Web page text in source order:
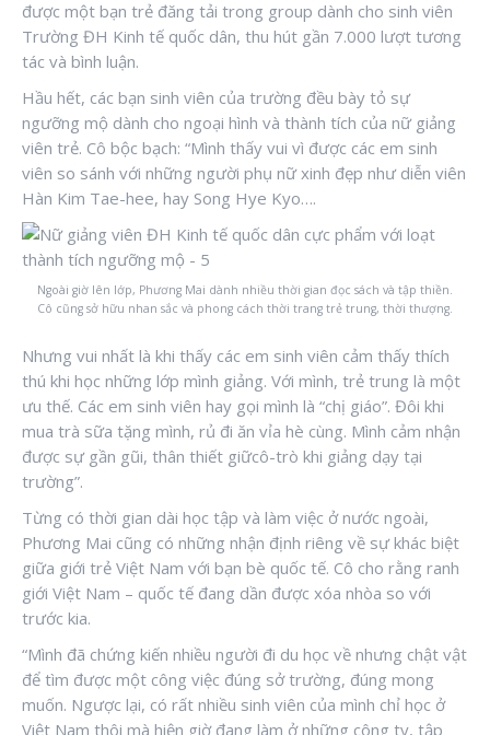
được một bạn trẻ đăng tải trong group dành cho sinh viên
Trường ĐH Kinh tế quốc dân, thu hút gần 7.000 lượt tương
tác và bình luận.
Hầu hết, các bạn sinh viên của trường đều bày tỏ sự
ngưỡng mộ dành cho ngoại hình và thành tích của nữ giảng
viên trẻ. Cô bộc bạch: “Mình thấy vui vì được các em sinh
viên so sánh với những người phụ nữ xinh đẹp như diễn viên
Hàn Kim Tae-hee, hay Song Hye Kyo….
Ngoài giờ lên lớp, Phương Mai dành nhiều thời gian đọc sách và tập thiền.
Cô cũng sở hữu nhan sắc và phong cách thời trang trẻ trung, thời thượng.
Nhưng vui nhất là khi thấy các em sinh viên cảm thấy thích
thú khi học những lớp mình giảng. Với mình, trẻ trung là một
ưu thế. Các em sinh viên hay gọi mình là “chị giáo”. Đôi khi
mua trà sữa tặng mình, rủ đi ăn vỉa hè cùng. Mình cảm nhận
được sự gần gũi, thân thiết giữcô-trò khi giảng dạy tại
trường”.
Từng có thời gian dài học tập và làm việc ở nước ngoài,
Phương Mai cũng có những nhận định riêng về sự khác biệt
giữa giới trẻ Việt Nam với bạn bè quốc tế. Cô cho rằng ranh
giới Việt Nam – quốc tế đang dần được xóa nhòa so với
trước kia.
“Mình đã chứng kiến nhiều người đi du học về nhưng chật vật
để tìm được một công việc đúng sở trường, đúng mong
muốn. Ngược lại, có rất nhiều sinh viên của mình chỉ học ở
Việt Nam thôi mà hiện giờ đang làm ở những công ty, tập